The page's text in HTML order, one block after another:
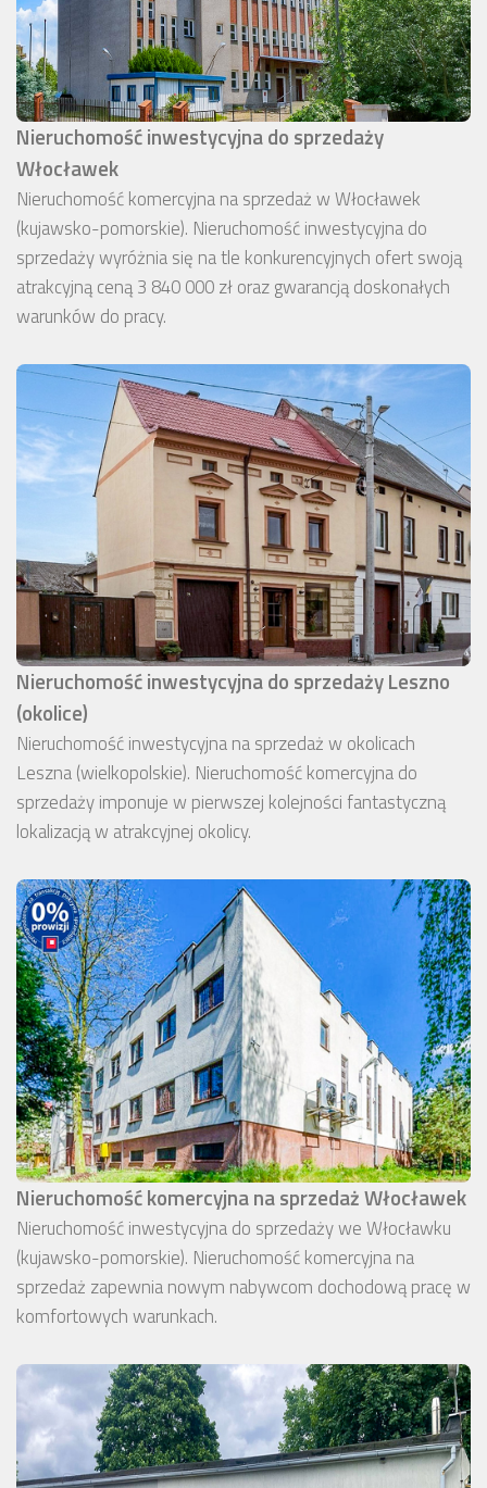
Nieruchomość inwestycyjna do sprzedaży
Włocławek
Nieruchomość komercyjna na sprzedaż w Włocławek
(kujawsko-pomorskie). Nieruchomość inwestycyjna do
sprzedaży wyróżnia się na tle konkurencyjnych ofert swoją
atrakcyjną ceną 3 840 000 zł oraz gwarancją doskonałych
warunków do pracy.
Nieruchomość inwestycyjna do sprzedaży Leszno
(okolice)
Nieruchomość inwestycyjna na sprzedaż w okolicach
Leszna (wielkopolskie). Nieruchomość komercyjna do
sprzedaży imponuje w pierwszej kolejności fantastyczną
lokalizacją w atrakcyjnej okolicy.
Nieruchomość komercyjna na sprzedaż Włocławek
Nieruchomość inwestycyjna do sprzedaży we Włocławku
(kujawsko-pomorskie). Nieruchomość komercyjna na
sprzedaż zapewnia nowym nabywcom dochodową pracę w
komfortowych warunkach.